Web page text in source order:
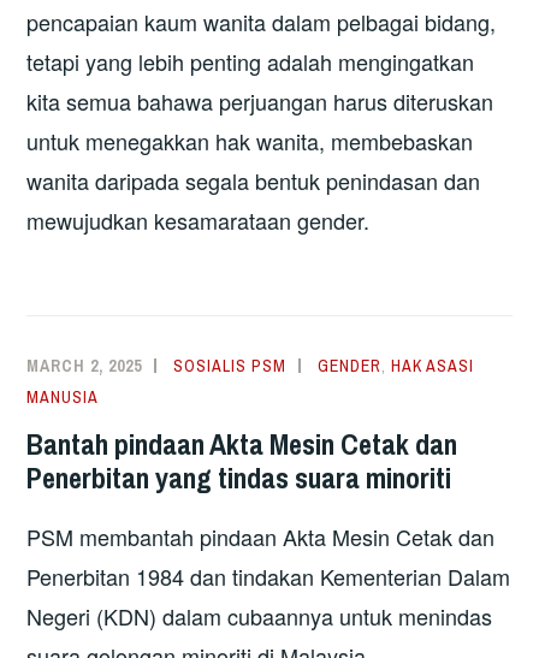
pencapaian kaum wanita dalam pelbagai bidang,
tetapi yang lebih penting adalah mengingatkan
kita semua bahawa perjuangan harus diteruskan
untuk menegakkan hak wanita, membebaskan
wanita daripada segala bentuk penindasan dan
mewujudkan kesamarataan gender.
MARCH 2, 2025 SOSIALIS PSM GENDER,HAK ASASI
MANUSIA
Bantah pindaan Akta Mesin Cetak dan
Penerbitan yang tindas suara minoriti
PSM membantah pindaan Akta Mesin Cetak dan
Penerbitan 1984 dan tindakan Kementerian Dalam
Negeri (KDN) dalam cubaannya untuk menindas